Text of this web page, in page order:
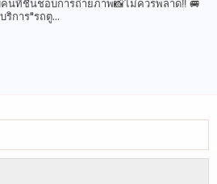
นที่ชื่นชอบการถ่ายภาพ📸ไม่ควรพลาด‼️ 🚐
ริการ"รถตู...